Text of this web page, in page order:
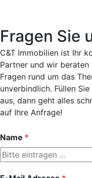
Fragen Sie
C&T Immobilien ist Ihr
Partner und wir
Fragen rund um das
unverbindlich. Füllen
aus, dann geht alles
auf Ihre Anfrage!
Name *